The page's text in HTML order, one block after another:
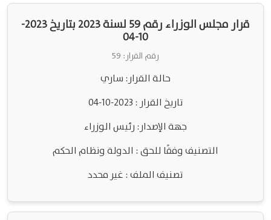
قرار مجلس الوزراء رقم 59 لسنة 2023 بتاريخ 2023-
10-04
رقم القرار: 59
حالة القرار: ساري
تاريخ القرار : 2023-10-04
جهة الإصدار: رئيس الوزراء
التصنيف وفقًا للحق : الدولة ونظام الحكم
تصنيف الملف : غير محدد